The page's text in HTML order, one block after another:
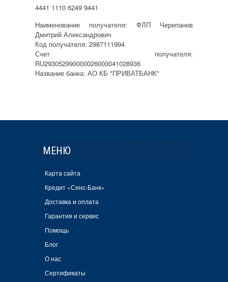
4441 1110 6249 9441
Наименование получателя: ФЛП Черепанов
Дмитрий Александрович
Код получателя: 2987111994
Счет получателя:
RU293052990000026000041028936
Название банка: АО КБ "ПРИВАТБАНК"
МЕНЮ
Карта сайта
Кредит «Сенс-Банк»
Доставка и оплата
Гарантия и сервис
Помощь
Блог
О нас
Сертификаты